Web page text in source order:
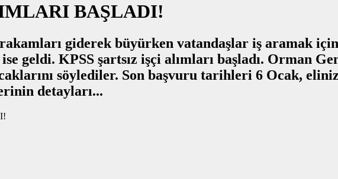
BAŞLADI!
giderek büyürken vatandaşlar iş aramak
geldi. KPSS şartsız işçi alımları başladı. Orman
söylediler. Son başvuru tarihleri 6 Ocak,
detayları...